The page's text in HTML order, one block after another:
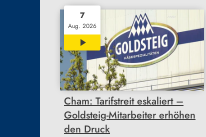
7
Aug. 2026
00:38
Cham: Tarifstreit eskaliert –
Goldsteig-Mitarbeiter erhöhen
den Druck